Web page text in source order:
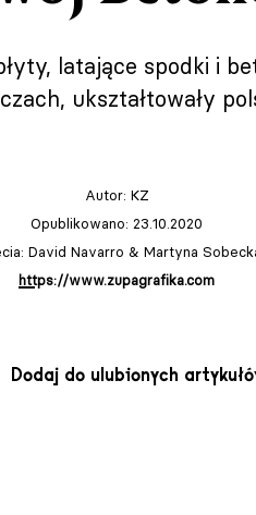
latające spodki i
ukształtowały
Autor: KZ
Opublikowano: 23.10.2020
David Navarro & Martyna
https://www.zupagrafika.com
Dodaj do ulubionych